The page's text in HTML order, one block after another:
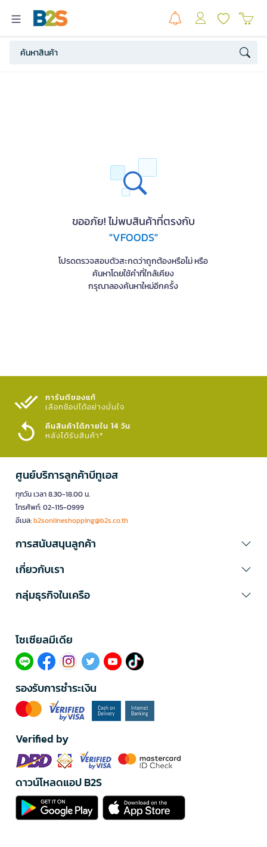
ขออภัย! ไม่พบสินค้าที่ตรงกับ
"VFOODS"
โปรดตรวจสอบตัวสะกดว่าถูกต้องหรือไม่ หรือ
ค้นหาโดยใช้คำที่ใกล้เคียง
กรุณาลองค้นหาใหม่อีกครั้ง
การันตีของแท้
เลือกช้อปได้อย่างมั่นใจ​
คืนสินค้าได้ภายใน 14 วัน
หลังได้รับสินค้า*
ศูนย์บริการลูกค้าบีทูเอส
ทุกวัน เวลา 8.30-18.00 น.
โทรศัพท์: 02-115-0999
อีเมล:b2sonlineshopping@b2s.co.th
การสนับสนุนลูกค้า
เกี่ยวกับเรา
กลุ่มธุรกิจในเครือ
โซเซียลมีเดีย​
รองรับการชำระเงิน
Verified by
ดาวน์โหลดแอป B2S